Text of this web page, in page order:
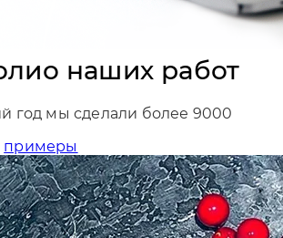
наших работ